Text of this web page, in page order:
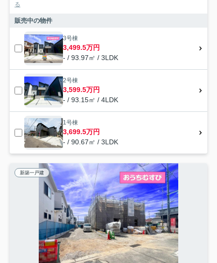
る
販売中の物件
3号棟
3,499.5万円
- / 93.97㎡ / 3LDK
2号棟
3,599.5万円
- / 93.15㎡ / 4LDK
1号棟
3,699.5万円
- / 90.67㎡ / 3LDK
新築一戸建